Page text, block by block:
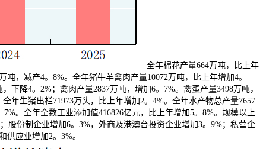
全年棉花产量664万吨，比上年
，减产4。8%。全年猪牛羊禽肉产量10072万吨，比上年增加4。
下降4。2%；禽肉产量2837万吨，增加6。7%。禽蛋产量3498万吨，
年生猪出栏71973万头，比上年增加2。4%。全年水产物总产量7657
。全年全数工业添加值416826亿元，比上年增加5。8%。规模以上
股份制企业增加6。3%，外商及港澳台投资企业增加3。9%；私营企
供应业增加2。3%。